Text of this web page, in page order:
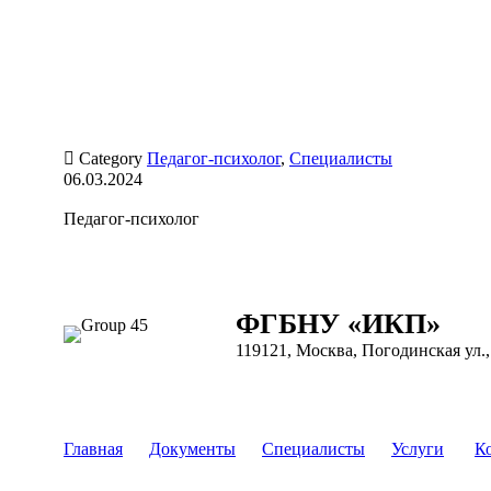
 Category Педагог-психолог, Специалисты
06.03.2024
Педагог-психолог
ФГБНУ «ИКП»
119121, Москва, Погодинская
Главная Документы Специалисты Услуги